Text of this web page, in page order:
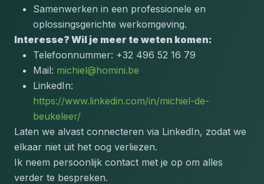
Samenwerken in een professionele en
oplossingsgerichte werkomgeving.
Interesse? Wil je meer te weten komen:
Telefoonnummer: +32 496 52 16 79
Mail: michiel@homini.be
https://www.linkedin.com/in/michiel-de-
beukeleer/
Laten we alvast connecteren via LinkedIn, zodat we
elkaar niet uit het oog verliezen.
Ik neem persoonlijk contact met je op om alles
verder te bespreken.